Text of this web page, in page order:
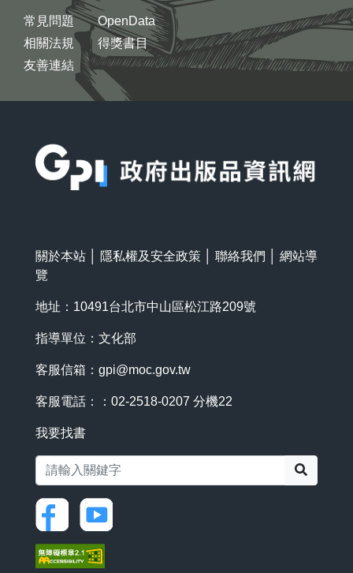
常見問題
相關法規
友善連結
OpenData
得獎書目
關於本站 隱私權及安全政策 聯絡我們
網站導
覽
地址：10491台北市中山區松江路209號
指導單位：文化部
客服信箱： gpi@moc.gov.tw
客服電話：：02-2518-0207 分機22
我要找書